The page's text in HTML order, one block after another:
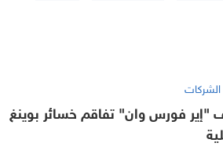
الشركات
"إير فورس وان" تفاقم خسائر بوينغ